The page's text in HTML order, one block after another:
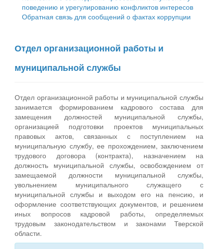
поведению и урегулированию конфликтов интересов
Обратная связь для сообщений о фактах коррупции
Отдел организационной работы и
муниципальной службы
Отдел организационной работы и муниципальной службы
занимается формированием кадрового состава для
замещения должностей муниципальной службы,
организацией подготовки проектов муниципальных
правовых актов, связанных с поступлением на
муниципальную службу, ее прохождением, заключением
трудового договора (контракта), назначением на
должность муниципальной службы, освобождением от
замещаемой должности муниципальной службы,
увольнением муниципального служащего с
муниципальной службы и выходом его на пенсию, и
оформление соответствующих документов, и решением
иных вопросов кадровой работы, определяемых
трудовым законодательством и законами Тверской
области.